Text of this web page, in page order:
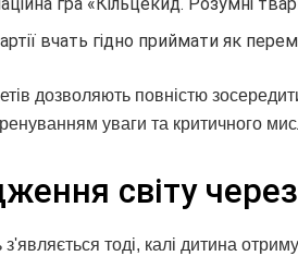
вчать гідно приймати як
дозволяють повністю
уваги та критичного
світу
з'являється тоді, калі дитина